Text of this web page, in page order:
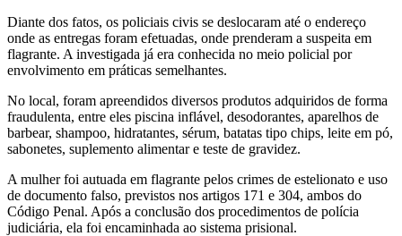
Diante dos fatos, os policiais civis se deslocaram até o endereço
onde as entregas foram efetuadas, onde prenderam a suspeita em
flagrante. A investigada já era conhecida no meio policial por
envolvimento em práticas semelhantes.
No local, foram apreendidos diversos produtos adquiridos de forma
fraudulenta, entre eles piscina inflável, desodorantes, aparelhos de
barbear, shampoo, hidratantes, sérum, batatas tipo chips, leite em pó,
sabonetes, suplemento alimentar e teste de gravidez.
A mulher foi autuada em flagrante pelos crimes de estelionato e uso
de documento falso, previstos nos artigos 171 e 304, ambos do
Código Penal. Após a conclusão dos procedimentos de polícia
judiciária, ela foi encaminhada ao sistema prisional.